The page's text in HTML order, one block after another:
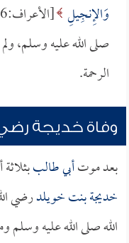
وَالإِنجِيلِ
صلى الله عليه وسلم،
الرحمة.
وفاة خديجة رضي
بعد موتأبي طالب
خديجة بنت خويلدرضي
الله صلى الله عليه وسلم